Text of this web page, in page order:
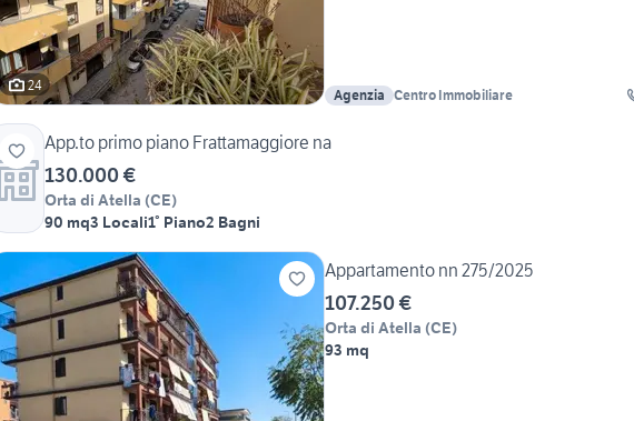
24
Agenzia Centro Immobiliare
App.to primo piano Frattamaggiore na
130.000 €
Orta di Atella (CE)
90 mq3 Locali1° Piano2 Bagni
Appartamento nn 275/2025
107.250 €
Orta di Atella (CE)
93 mq